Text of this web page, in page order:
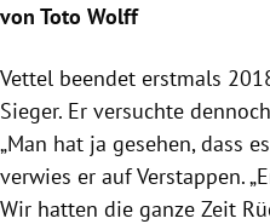
von Toto Wolff
Vettel beendet erstmals
Sieger. Er versuchte
„Man hat ja gesehen, dass
verwies er aufVerstappen.
Wir hatten die ganze Zeit